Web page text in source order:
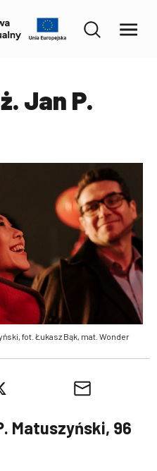
Jan P.
fot. Łukasz Bąk, mat. Wonder
Matuszyński, 96